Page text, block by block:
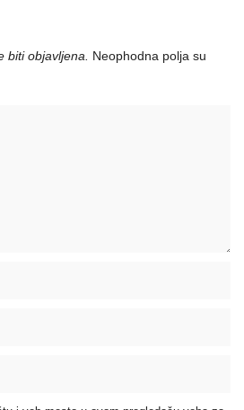
biti objavljena.
Neophodna polja su